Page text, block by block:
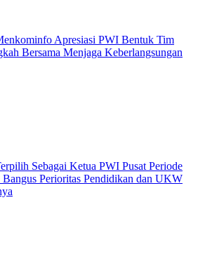
Apresiasi PWI Bentuk Tim
Bersama Menjaga Keberlangsungan
Sebagai Ketua PWI Pusat Periode
Perioritas Pendidikan dan UKW